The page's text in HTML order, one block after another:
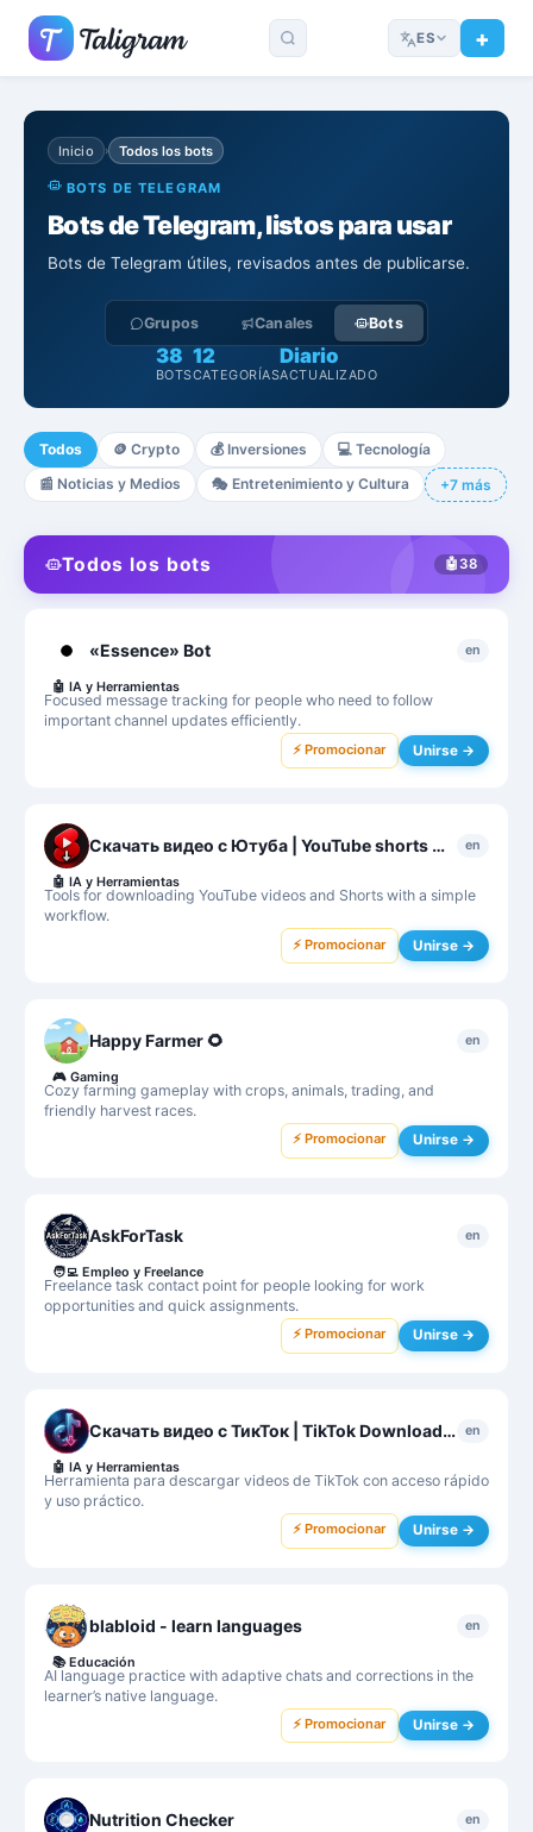
ES
Inicio › Todos los bots
BOTS DE TELEGRAM
Bots de Telegram, listos para usar
Bots de Telegram útiles, revisados antes de publicarse.
Grupos Canales Bots
38
BOTS
12
CATEGORÍAS
Diario
ACTUALIZADO
Todos 🪙 Crypto 💰 Inversiones 💻 Tecnología
📰 Noticias y Medios 🎭 Entretenimiento y Cultura +7 más
Todos los bots 🤖 38
«Essence» Bot en
Focused message tracking for people who need to follow
important channel updates efficiently.
🤖 IA y Herramientas
⚡ Promocionar Unirse →
Скачать видео с Ютуба | YouTube shorts Downloader en
Tools for downloading YouTube videos and Shorts with a simple
workflow.
🤖 IA y Herramientas
⚡ Promocionar Unirse →
Happy Farmer 🌻 en
Cozy farming gameplay with crops, animals, trading, and
friendly harvest races.
🎮 Gaming
⚡ Promocionar Unirse →
AskForTask en
Freelance task contact point for people looking for work
opportunities and quick assignments.
🧑‍💻 Empleo y Freelance
⚡ Promocionar Unirse →
Скачать видео с ТикТок | TikTok Downloader en
Herramienta para descargar videos de TikTok con acceso rápido
y uso práctico.
🤖 IA y Herramientas
⚡ Promocionar Unirse →
blabloid - learn languages en
AI language practice with adaptive chats and corrections in the
learner’s native language.
📚 Educación
⚡ Promocionar Unirse →
Nutrition Checker en